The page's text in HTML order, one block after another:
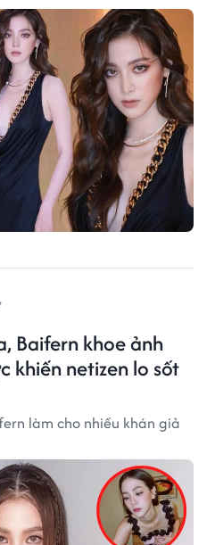
Baifern khoe ảnh
khiến netizen lo sốt
làm cho nhiều khán giả